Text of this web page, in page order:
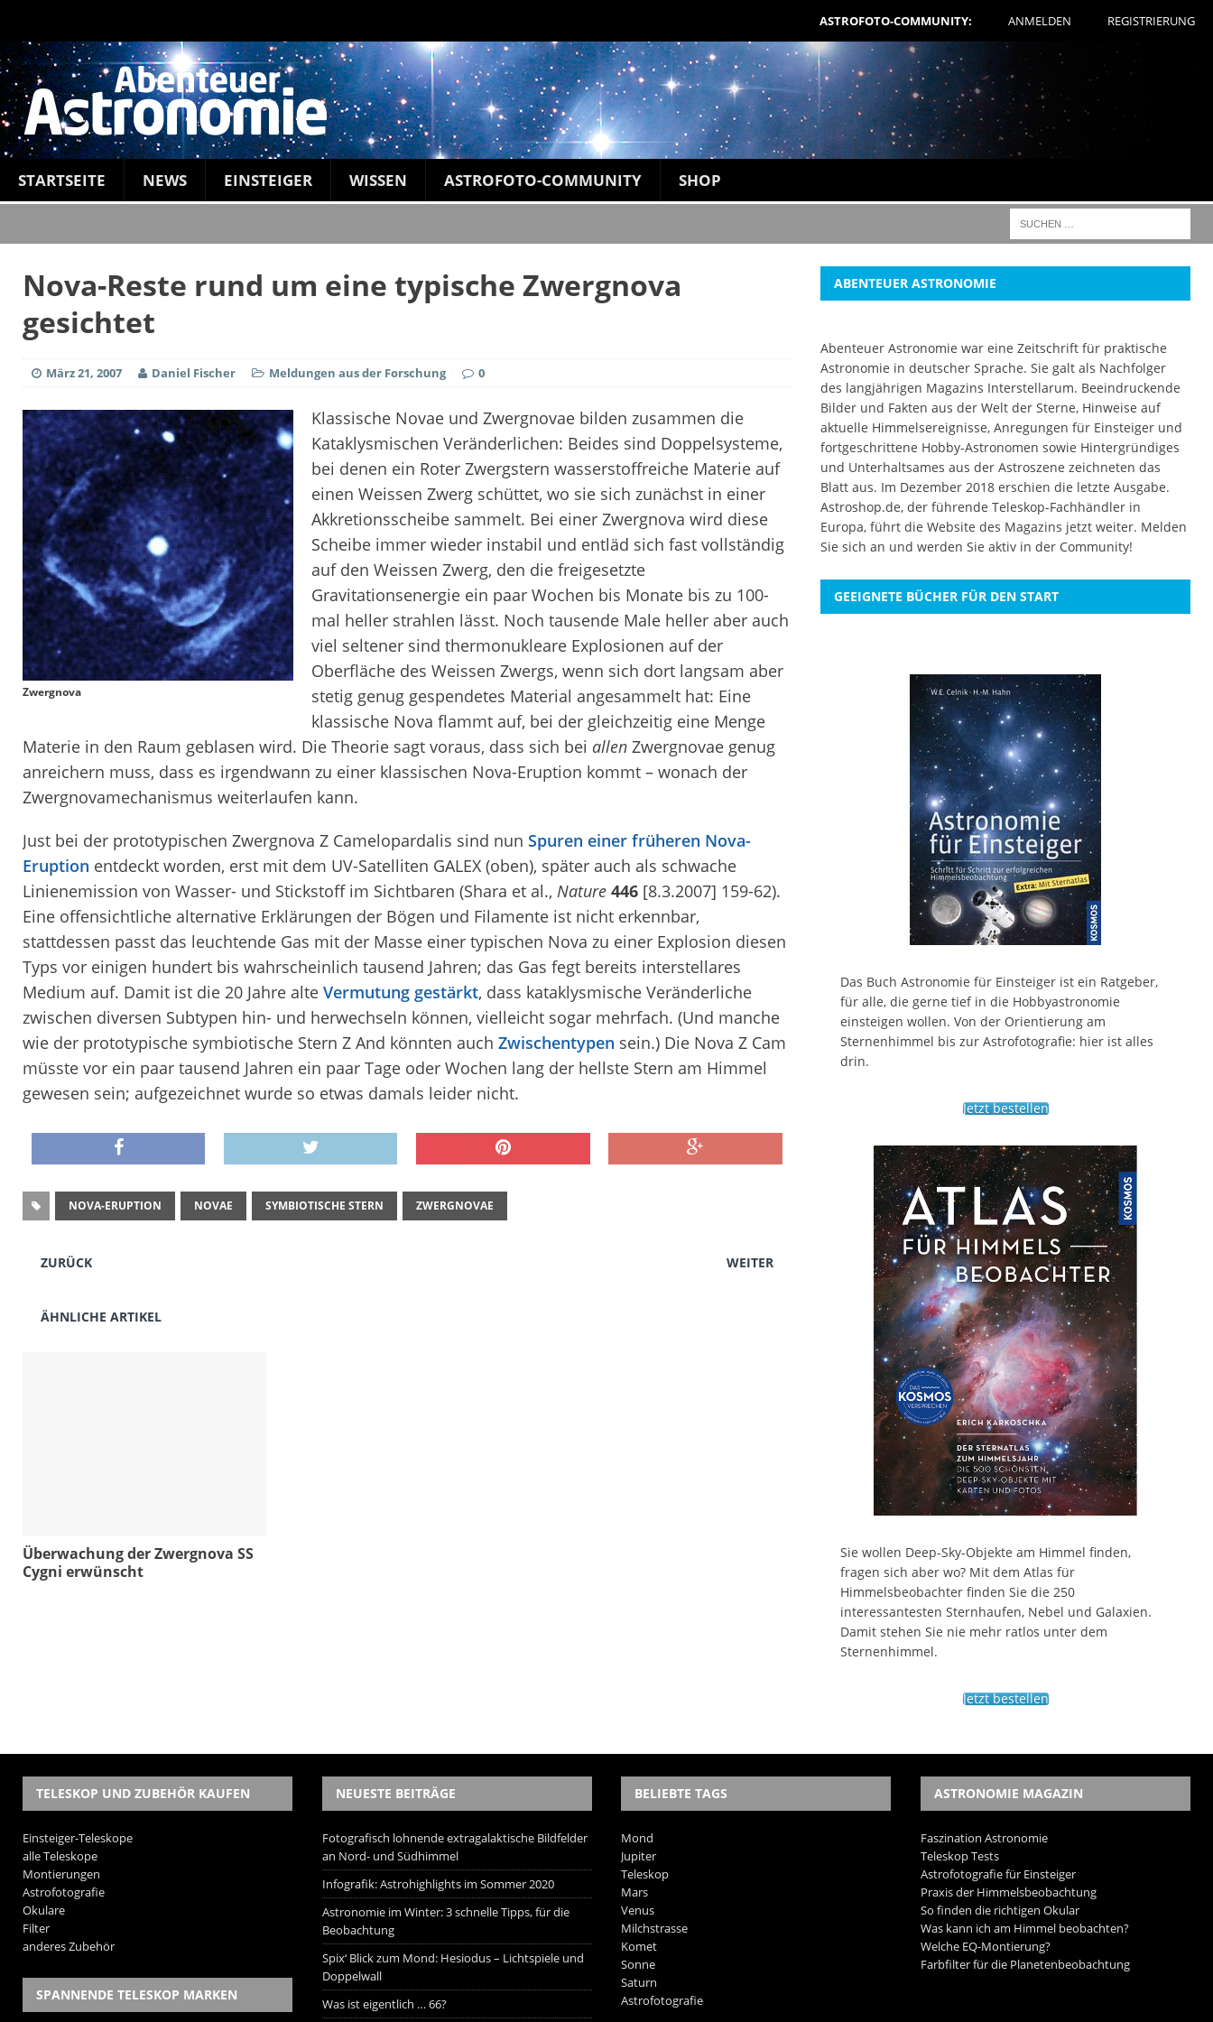
ASTROFOTO-COMMUNITY: ANMELDEN REGISTRIERUNG
STARTSEITE NEWS EINSTEIGER WISSEN ASTROFOTO-COMMUNITY SHOP
Nova-Reste rund um eine typische Zwergnova
gesichtet
März 21, 2007 Daniel Fischer Meldungen aus der Forschung 0
Zwergnova
Klassische Novae und Zwergnovae bilden zusammen die
Kataklysmischen Veränderlichen: Beides sind Doppelsysteme,
bei denen ein Roter Zwergstern wasserstoffreiche Materie auf
einen Weissen Zwerg schüttet, wo sie sich zunächst in einer
Akkretionsscheibe sammelt. Bei einer Zwergnova wird diese
Scheibe immer wieder instabil und entläd sich fast vollständig
auf den Weissen Zwerg, den die freigesetzte
Gravitationsenergie ein paar Wochen bis Monate bis zu 100-
mal heller strahlen lässt. Noch tausende Male heller aber auch
viel seltener sind thermonukleare Explosionen auf der
Oberfläche des Weissen Zwergs, wenn sich dort langsam aber
stetig genug gespendetes Material angesammelt hat: Eine
klassische Nova flammt auf, bei der gleichzeitig eine Menge
Materie in den Raum geblasen wird. Die Theorie sagt voraus, dass sich bei allen Zwergnovae genug
anreichern muss, dass es irgendwann zu einer klassischen Nova-Eruption kommt – wonach der
Zwergnovamechanismus weiterlaufen kann.
Just bei der prototypischen Zwergnova Z Camelopardalis sind nun Spuren einer früheren Nova-
Eruption entdeckt worden, erst mit dem UV-Satelliten GALEX (oben), später auch als schwache
Linienemission von Wasser- und Stickstoff im Sichtbaren (Shara et al., Nature 446 [8.3.2007] 159-62).
Eine offensichtliche alternative Erklärungen der Bögen und Filamente ist nicht erkennbar,
stattdessen passt das leuchtende Gas mit der Masse einer typischen Nova zu einer Explosion diesen
Typs vor einigen hundert bis wahrscheinlich tausend Jahren; das Gas fegt bereits interstellares
Medium auf. Damit ist die 20 Jahre alte Vermutung gestärkt, dass kataklysmische Veränderliche
zwischen diversen Subtypen hin- und herwechseln können, vielleicht sogar mehrfach. (Und manche
wie der prototypische symbiotische Stern Z And könnten auch Zwischentypen sein.) Die Nova Z Cam
müsste vor ein paar tausend Jahren ein paar Tage oder Wochen lang der hellste Stern am Himmel
gewesen sein; aufgezeichnet wurde so etwas damals leider nicht.
NOVA-ERUPTION NOVAE SYMBIOTISCHE STERN ZWERGNOVAE
ZURÜCK WEITER
ÄHNLICHE ARTIKEL
Überwachung der Zwergnova SS
Cygni erwünscht
ABENTEUER ASTRONOMIE
Abenteuer Astronomie war eine Zeitschrift für praktische
Astronomie in deutscher Sprache. Sie galt als Nachfolger
des langjährigen Magazins Interstellarum. Beeindruckende
Bilder und Fakten aus der Welt der Sterne, Hinweise auf
aktuelle Himmelsereignisse, Anregungen für Einsteiger und
fortgeschrittene Hobby-Astronomen sowie Hintergründiges
und Unterhaltsames aus der Astroszene zeichneten das
Blatt aus. Im Dezember 2018 erschien die letzte Ausgabe.
Astroshop.de, der führende Teleskop-Fachhändler in
Europa, führt die Website des Magazins jetzt weiter. Melden
Sie sich an und werden Sie aktiv in der Community!
GEEIGNETE BÜCHER FÜR DEN START
Das Buch Astronomie für Einsteiger ist ein Ratgeber,
für alle, die gerne tief in die Hobbyastronomie
einsteigen wollen. Von der Orientierung am
Sternenhimmel bis zur Astrofotografie: hier ist alles
drin.
Jetzt bestellen
Sie wollen Deep-Sky-Objekte am Himmel finden,
fragen sich aber wo? Mit dem Atlas für
Himmelsbeobachter finden Sie die 250
interessantesten Sternhaufen, Nebel und Galaxien.
Damit stehen Sie nie mehr ratlos unter dem
Sternenhimmel.
Jetzt bestellen
TELESKOP UND ZUBEHÖR KAUFEN
Einsteiger-Teleskope
alle Teleskope
Montierungen
Astrofotografie
Okulare
Filter
anderes Zubehör
SPANNENDE TELESKOP MARKEN
NEUESTE BEITRÄGE
Fotografisch lohnende extragalaktische Bildfelder
an Nord- und Südhimmel
Infografik: Astrohighlights im Sommer 2020
Astronomie im Winter: 3 schnelle Tipps, für die
Beobachtung
Spix‘ Blick zum Mond: Hesiodus – Lichtspiele und
Doppelwall
Was ist eigentlich … 66?
BELIEBTE TAGS
Mond
Jupiter
Teleskop
Mars
Venus
Milchstrasse
Komet
Sonne
Saturn
Astrofotografie
ASTRONOMIE MAGAZIN
Faszination Astronomie
Teleskop Tests
Astrofotografie für Einsteiger
Praxis der Himmelsbeobachtung
So finden die richtigen Okular
Was kann ich am Himmel beobachten?
Welche EQ-Montierung?
Farbfilter für die Planetenbeobachtung